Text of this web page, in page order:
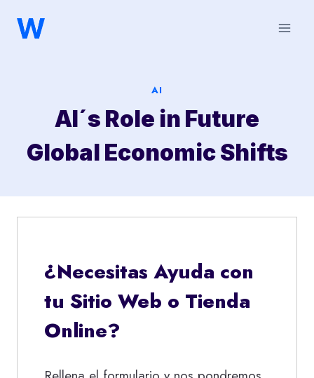
AI
AI´s Role in Future
Global Economic Shifts
¿Necesitas Ayuda con
tu Sitio Web o Tienda
Online?